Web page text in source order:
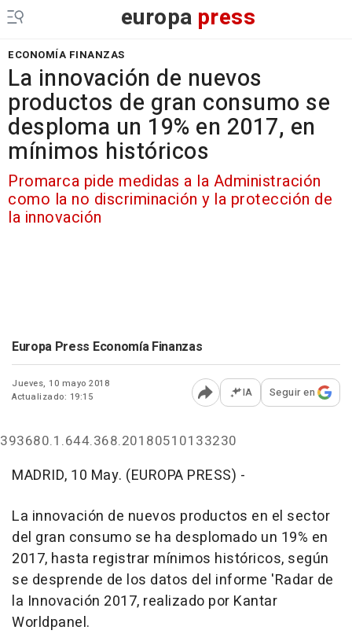
europa press
ECONOMÍA FINANZAS
La innovación de nuevos
productos de gran consumo se
desploma un 19% en 2017, en
mínimos históricos
Promarca pide medidas a la Administración
como la no discriminación y la protección de
la innovación
Europa Press Economía Finanzas
Jueves, 10 mayo 2018
Actualizado: 19:15
Abrir opciones para
IA Seguir en
393680.1.644.368.20180510133230
MADRID, 10 May. (EUROPA PRESS) -
La innovación de nuevos productos en el sector
del gran consumo se ha desplomado un 19% en
2017, hasta registrar mínimos históricos, según
se desprende de los datos del informe 'Radar de
la Innovación 2017, realizado por Kantar
Worldpanel.